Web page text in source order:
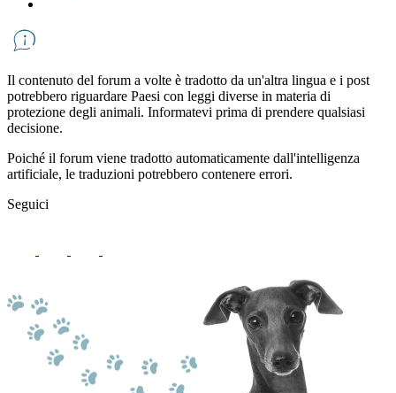
Il contenuto del forum a volte è tradotto da un'altra lingua e i post
potrebbero riguardare Paesi con leggi diverse in materia di
protezione degli animali. Informatevi prima di prendere qualsiasi
decisione.
Poiché il forum viene tradotto automaticamente dall'intelligenza
artificiale, le traduzioni potrebbero contenere errori.
Seguici